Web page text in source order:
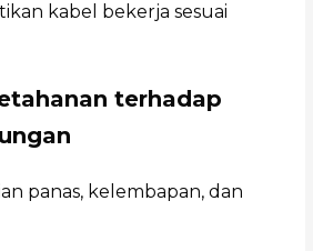
kabel bekerja sesuai
terhadap
panas, kelembapan, dan